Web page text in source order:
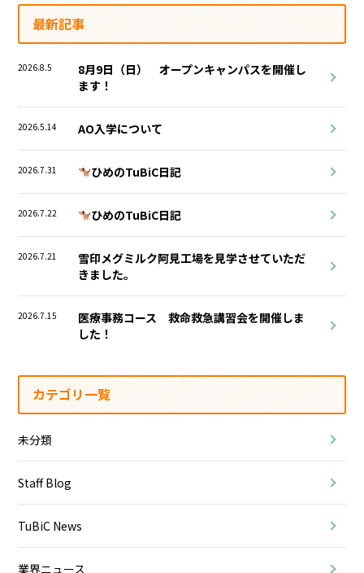
最新記事
2026.8.5
8月9日（日） オープンキャンパスを開催し
ます！
2026.5.14 AO入学について
2026.7.31 ひめのTuBiC日記
2026.7.22 ひめのTuBiC日記
2026.7.21
雪印メグミルク阿見工場を見学させていただ
きました。
2026.7.15
医療事務コース 救命救急講習会を開催しま
した！
カテゴリ一覧
未分類
Staff Blog
TuBiC News
業界ニュース